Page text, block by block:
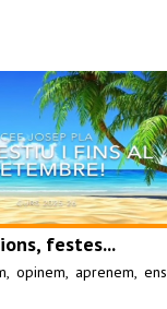
festes...
opinem, aprenem, ens